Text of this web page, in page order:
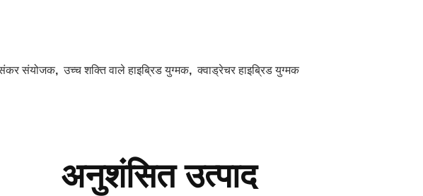
संयोजक,उच्च शक्ति वाले हाइब्रिड युग्मक,क्वाड्रेचर हाइब्रिड युग्मक
अनुशंसित उत्पाद